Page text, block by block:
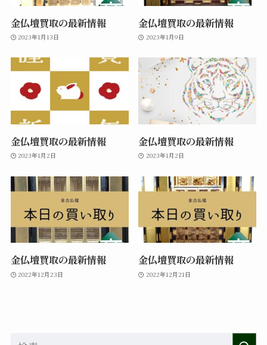
金仏壇買取の最新情報
2023年1月13日
金仏壇買取の最新情報
2023年1月9日
金仏壇買取の最新情報
2023年1月2日
金仏壇買取の最新情報
2023年1月2日
金仏壇買取の最新情報
2022年12月23日
金仏壇買取の最新情報
2022年12月21日